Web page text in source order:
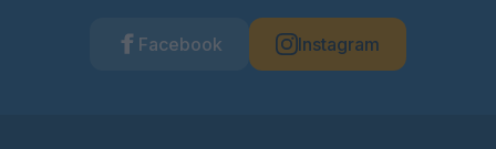
Facebook Instagram